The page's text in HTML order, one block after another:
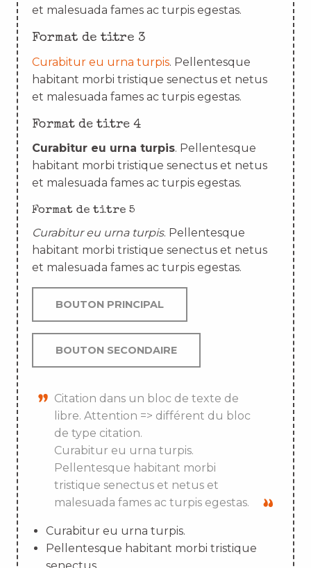
et malesuada fames ac turpis egestas.
Format de titre 3
Curabitur eu urna turpis. Pellentesque
habitant morbi tristique senectus et netus
et malesuada fames ac turpis egestas.
Format de titre 4
Curabitur eu urna turpis. Pellentesque
habitant morbi tristique senectus et netus
et malesuada fames ac turpis egestas.
Format de titre 5
Curabitur eu urna turpis. Pellentesque
habitant morbi tristique senectus et netus
et malesuada fames ac turpis egestas.
BOUTON PRINCIPAL
BOUTON SECONDAIRE
Citation dans un bloc de texte de
libre. Attention => différent du bloc
de type citation.
Curabitur eu urna turpis.
Pellentesque habitant morbi
tristique senectus et netus et
malesuada fames ac turpis egestas.
Curabitur eu urna turpis.
Pellentesque habitant morbi tristique